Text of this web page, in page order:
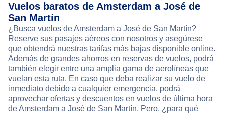
Vuelos baratos de Amsterdam a José de
San Martín
¿Busca vuelos de Amsterdam a José de San Martín?
Reserve sus pasajes aéreos con nosotros y asegúrese
que obtendrá nuestras tarifas más bajas disponible online.
Además de grandes ahorros en reservas de vuelos, podrá
también elegir entre una amplia gama de aerolíneas que
vuelan esta ruta. En caso que deba realizar su vuelo de
inmediato debido a cualquier emergencia, podrá
aprovechar ofertas y descuentos en vuelos de última hora
de Amsterdam a José de San Martín. Pero, ¿para qué